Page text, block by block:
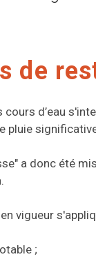
de
d’eau
pluie
a donc été
vigueur
;